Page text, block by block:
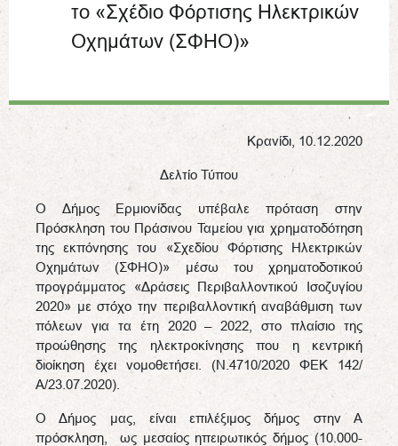
το «Σχέδιο Φόρτισης Ηλεκτρικών
Οχημάτων (ΣΦΗΟ)»
Κρανίδι, 10.12.2020
Δελτίο Τύπου
Ο Δήμος Ερμιονίδας υπέβαλε πρόταση στην
Πρόσκληση του Πράσινου Ταμείου για χρηματοδότηση
της εκπόνησης του «Σχεδίου Φόρτισης Ηλεκτρικών
Οχημάτων (ΣΦΗΟ)» μέσω του χρηματοδοτικού
προγράμματος «Δράσεις Περιβαλλοντικού Ισοζυγίου
2020» με στόχο την περιβαλλοντική αναβάθμιση των
πόλεων για τα έτη 2020 – 2022, στο πλαίσιο της
προώθησης της ηλεκτροκίνησης που η κεντρική
διοίκηση έχει νομοθετήσει. (Ν.4710/2020 ΦΕΚ 142/
Α/23.07.2020).
Ο Δήμος μας, είναι επιλέξιμος δήμος στην Α
πρόσκληση, ως μεσαίος ηπειρωτικός δήμος (10.000-